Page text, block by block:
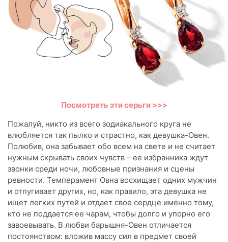
Посмотреть эти серьги >>>
Пожалуй, никто из всего зодиакального круга не
влюбляется так пылко и страстно, как девушка-Овен.
Полюбив, она забывает обо всем на свете и не считает
нужным скрывать своих чувств – ее избранника ждут
звонки среди ночи, любовные признания и сцены
ревности. Темперамент Овна восхищает одних мужчин
и отпугивает других, но, как правило, эта девушка не
ищет легких путей и отдает свое сердце именно тому,
кто не поддается ее чарам, чтобы долго и упорно его
завоевывать. В любви барышня-Овен отличается
постоянством: вложив массу сил в предмет своей